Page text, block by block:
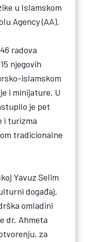
u Islamskom
Agency (AA).
radova
njegovih
islamskom
i minijature. U
je pet
i turizma
tradicionalne
Yavuz Selim
događaj,
omladini
dr. Ahmeta
za